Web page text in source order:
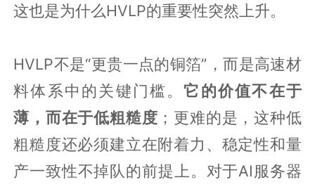
这也是为什么HVLP的重要性突然上升。
HVLP不是“更贵一点的铜箔”，而是高速材
料体系中的关键门槛。 它的价值不在于
薄，而在于低粗糙度 ；更难的是，这种低
粗糙度还必须建立在附着力、稳定性和量
产一致性不掉队的前提上。对于AI服务器